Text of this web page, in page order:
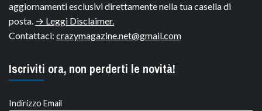
aggiornamenti esclusivi direttamente nella tua casella di
posta. → Leggi Disclaimer.
Contattaci: crazymagazine.net@gmail.com
Iscriviti ora, non perderti le novità!
Indirizzo Email